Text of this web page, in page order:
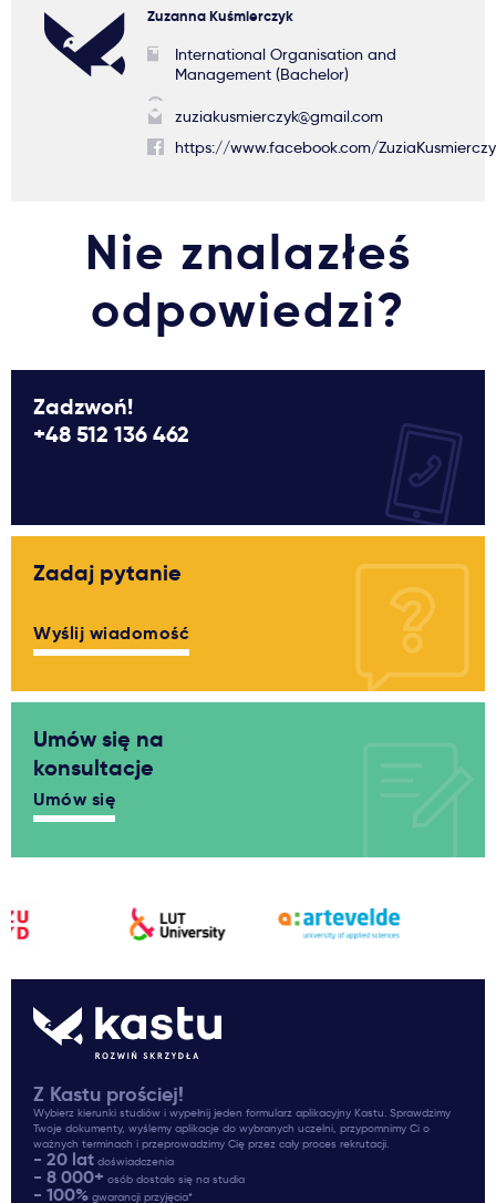
Zuzanna Kuśmierczyk
International Organisation and
Management (Bachelor)
zuziakusmierczyk@gmail.com
https://www.facebook.com/
Nie znalazłeś
odpowiedzi?
Zadzwoń!
+48 512 136 462
Zadaj pytanie
Wyślij wiadomość
Umów się na
konsultacje
Umów się
Z Kastu prościej!
Wybierz kierunki studiów i wypełnij jeden formularz aplikacyjny Kastu. Sprawdzimy
Twoje dokumenty, wyślemy aplikacje do wybranych uczelni, przypomnimy Ci o
ważnych terminach i przeprowadzimy Cię przez cały proces rekrutacji.
- 20 lat doświadczenia
- 8 000+ osób dostało się na studia
- 100% gwarancji przyjęcia*